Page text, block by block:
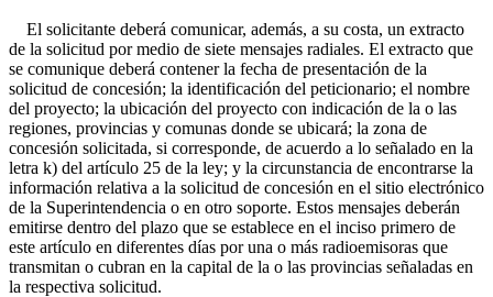
El solicitante deberá comunicar, además, a su costa, un extracto
de la solicitud por medio de siete mensajes radiales. El extracto que
se comunique deberá contener la fecha de presentación de la
solicitud de concesión; la identificación del peticionario; el nombre
del proyecto; la ubicación del proyecto con indicación de la o las
regiones, provincias y comunas donde se ubicará; la zona de
concesión solicitada, si corresponde, de acuerdo a lo señalado en la
letra k) del artículo 25 de la ley; y la circunstancia de encontrarse la
información relativa a la solicitud de concesión en el sitio electrónico
de la Superintendencia o en otro soporte. Estos mensajes deberán
emitirse dentro del plazo que se establece en el inciso primero de
este artículo en diferentes días por una o más radioemisoras que
transmitan o cubran en la capital de la o las provincias señaladas en
la respectiva solicitud.